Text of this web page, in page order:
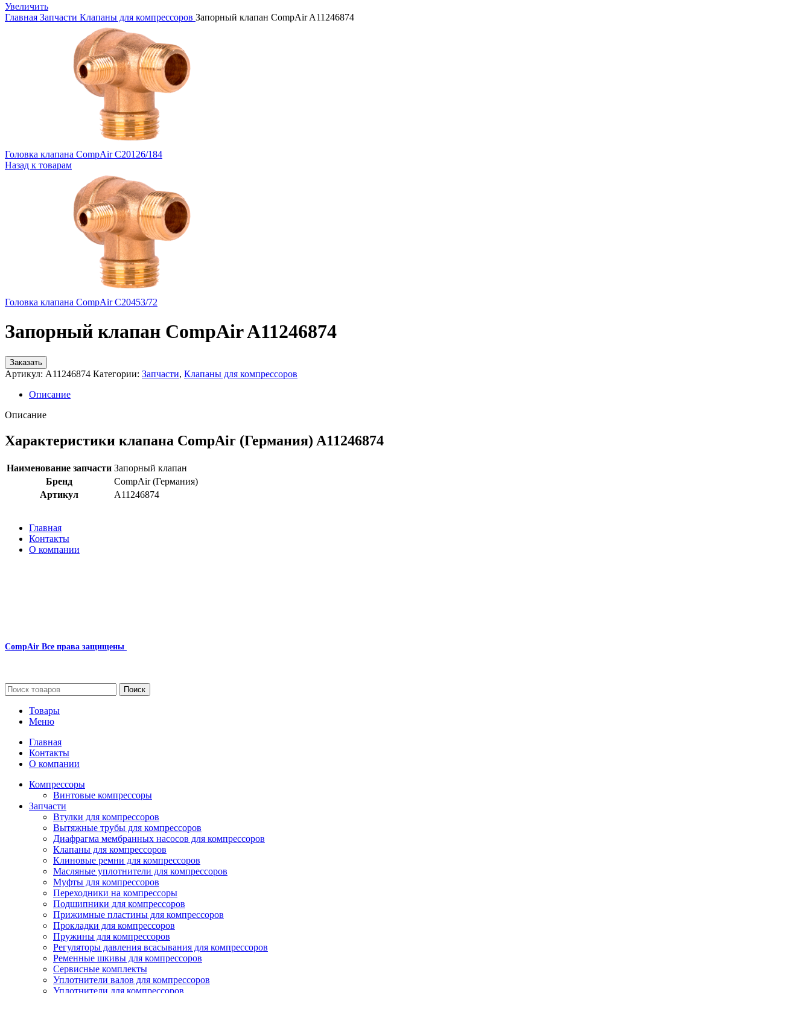
Увеличить
Главная Запчасти Клапаны для компрессоров Запорный клапан CompAir A11246874
Головка клапана CompAir C20126/184
Назад к товарам
Головка клапана CompAir C20453/72
Запорный клапан CompAir A11246874
Заказать
Артикул: A11246874 Категории: Запчасти, Клапаны для компрессоров
Описание
Описание
Характеристики клапана CompAir (Германия) A11246874
Наименование запчасти Запорный клапан
Бренд
CompAir (Германия)
Артикул
A11246874
Главная
Контакты
О компании
CompAir Все права защищены
Поиск
Товары
Меню
Главная
Контакты
О компании
Компрессоры
Винтовые компрессоры
Запчасти
Втулки для компрессоров
Вытяжные трубы для компрессоров
Диафрагма мембранных насосов для компрессоров
Клапаны для компрессоров
Клиновые ремни для компрессоров
Масляные уплотнители для компрессоров
Муфты для компрессоров
Переходники на компрессоры
Подшипники для компрессоров
Прижимные пластины для компрессоров
Прокладки для компрессоров
Пружины для компрессоров
Регуляторы давления всасывания для компрессоров
Ременные шкивы для компрессоров
Сервисные комплекты
Уплотнители валов для компрессоров
Уплотнители для компрессоров